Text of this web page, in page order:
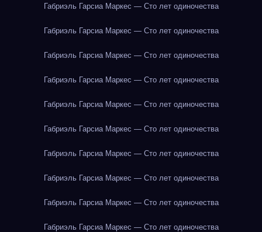
Габриэль Гарсиа Маркес — Сто лет одиночества
Габриэль Гарсиа Маркес — Сто лет одиночества
Габриэль Гарсиа Маркес — Сто лет одиночества
Габриэль Гарсиа Маркес — Сто лет одиночества
Габриэль Гарсиа Маркес — Сто лет одиночества
Габриэль Гарсиа Маркес — Сто лет одиночества
Габриэль Гарсиа Маркес — Сто лет одиночества
Габриэль Гарсиа Маркес — Сто лет одиночества
Габриэль Гарсиа Маркес — Сто лет одиночества
Габриэль Гарсиа Маркес — Сто лет одиночества